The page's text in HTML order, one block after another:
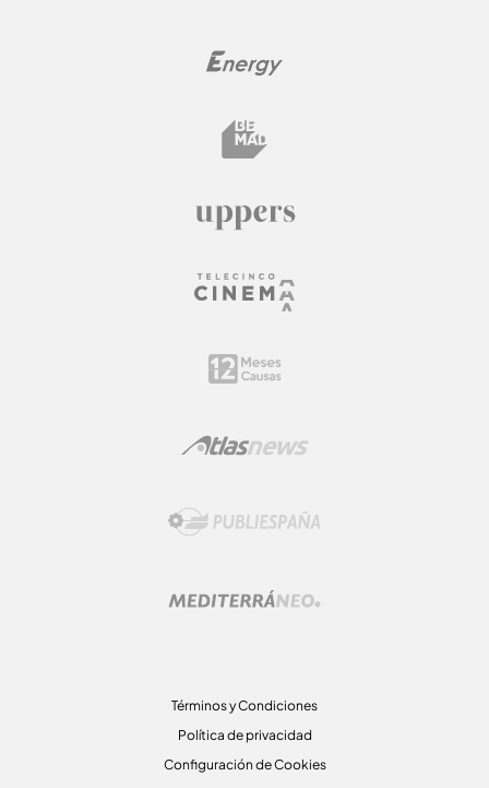
Términos y Condiciones
Política de privacidad
Configuración de Cookies